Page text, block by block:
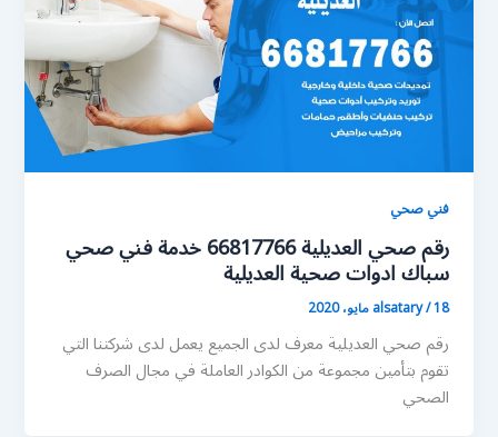
فني صحي
رقم صحي العديلية 66817766 خدمة فني صحي
سباك ادوات صحية العديلية
alsatary/18 مايو، 2020
رقم صحي العديلية معرف لدى الجميع يعمل لدى شركتنا التي
تقوم بتأمين مجموعة من الكوادر العاملة في مجال الصرف
الصحي